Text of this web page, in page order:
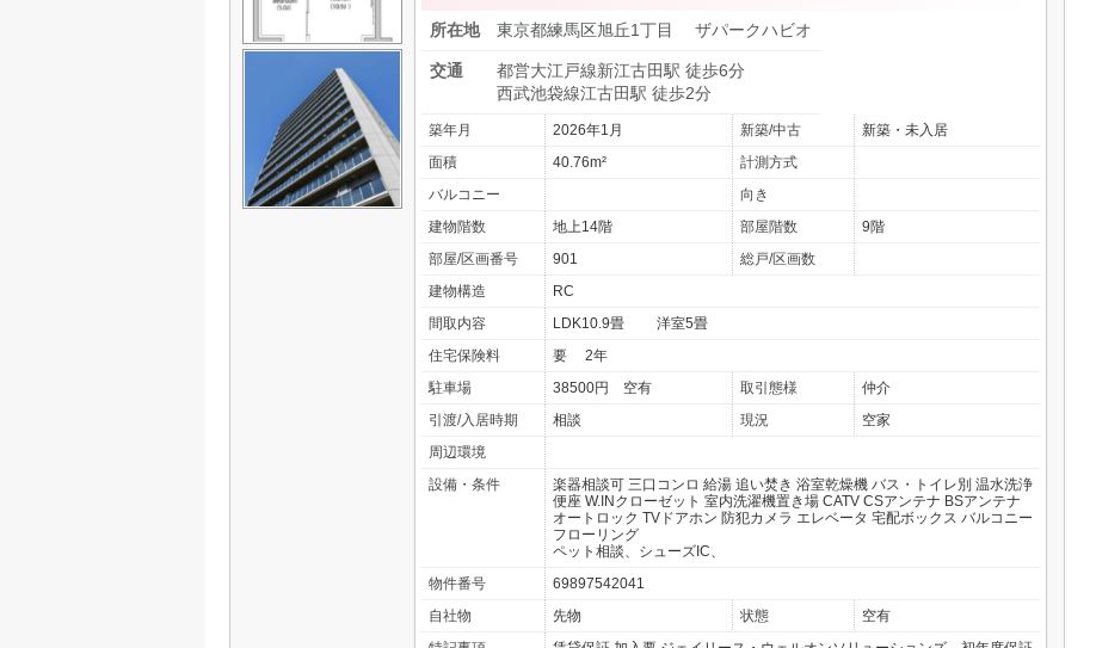
所在地 東京都練馬区旭丘1丁目 ザパークハビオ
交通
都営大江戸線新江古田駅 徒歩6分
西武池袋線江古田駅 徒歩2分
築年月 2026年1月 新築/中古
新築・未入居
面積
40.76m²
計測方式
バルコニー
向き
建物階数
地上14階 部屋階数
9階
部屋/区画番号
901
総戸/区画数
建物構造
RC
間取内容
LDK10.9畳 洋室5畳
住宅保険料
要 2年
駐車場
38500円 空有 取引態様
仲介
引渡/入居時期
相談 現況
空家
周辺環境
設備・条件
楽器相談可 三口コンロ 給湯 追い焚き 浴室乾燥機 バス・トイレ別 温水洗浄
便座 W.INクローゼット 室内洗濯機置き場 CATV CSアンテナ BSアンテナ
オートロック TVドアホン 防犯カメラ エレベータ 宅配ボックス バルコニー
フローリング
ペット相談、シューズIC、
物件番号
69897542041
自社物
先物 状態
空有